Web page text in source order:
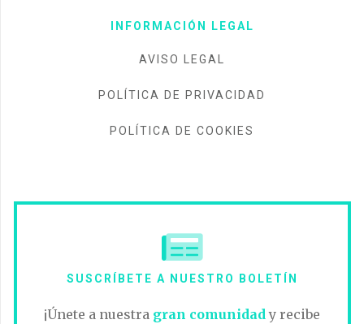
INFORMACIÓN LEGAL
AVISO LEGAL
POLÍTICA DE PRIVACIDAD
POLÍTICA DE COOKIES
SUSCRÍBETE A NUESTRO BOLETÍN
¡Únete a nuestra gran comunidad y recibe